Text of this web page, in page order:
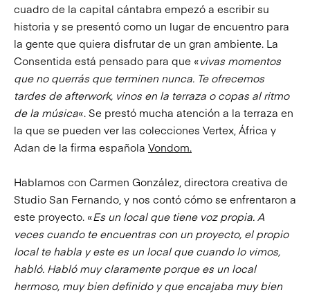
cuadro de la capital cántabra empezó a escribir su
historia y se presentó como un lugar de encuentro para
la gente que quiera disfrutar de un gran ambiente. La
Consentida está pensado para que «vivas momentos
que no querrás que terminen nunca. Te ofrecemos
tardes de afterwork, vinos en la terraza o copas al ritmo
de la música«. Se prestó mucha atención a la terraza en
la que se pueden ver las colecciones Vertex, África y
Adan de la firma española Vondom.
Hablamos con Carmen González, directora creativa de
Studio San Fernando, y nos contó cómo se enfrentaron a
este proyecto. «Es un local que tiene voz propia. A
veces cuando te encuentras con un proyecto, el propio
local te habla y este es un local que cuando lo vimos,
habló. Habló muy claramente porque es un local
hermoso, muy bien definido y que encajaba muy bien